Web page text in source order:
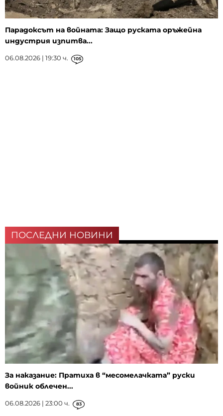
Парадоксът на войната: Защо руската оръжейна
индустрия изпитва...
06.08.2026 | 19:30 ч. 105
ПОСЛЕДНИ НОВИНИ
За наказание: Пратиха в “месомелачката” руски
войник облечен...
06.08.2026 | 23:00 ч. 83